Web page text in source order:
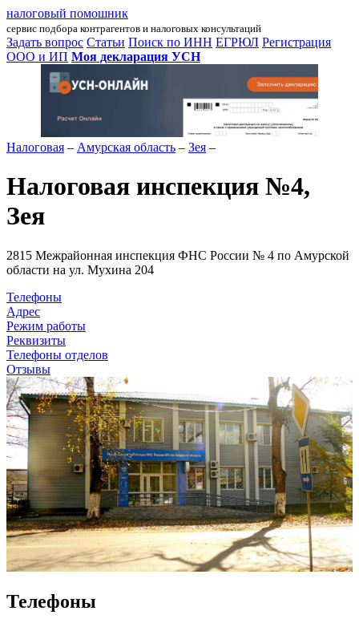
налоговый помошник
сервис подбора контрагентов и налоговых консультаций
Задать вопрос Статьи Поиск по ИНН ЕГРЮЛ Регистрация
ООО и ИП Моя декларация УСН
Налоговая – Амурская область – Зея –
Налоговая инспекция №4,
Зея
2815 Межрайонная инспекция ФНС России № 4 по Амурской
области на ул. Мухина 204
Телефоны
Адрес
Режим работы
Реквизиты
Телефоны отделов
Отзывы
Телефоны